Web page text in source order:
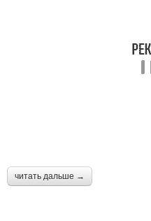
читать дальше →